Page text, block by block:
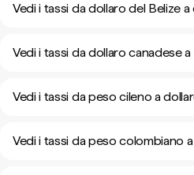
Vedi i tassi da dollaro del Belize
Vedi i tassi da dollaro canadese
Vedi i tassi da peso cileno a
Vedi i tassi da peso colombiano